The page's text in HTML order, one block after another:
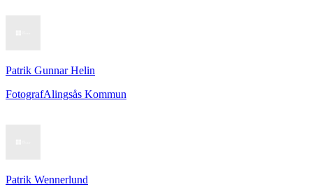
Patrik Gunnar Helin
FotografAlingsås Kommun
Patrik Wennerlund